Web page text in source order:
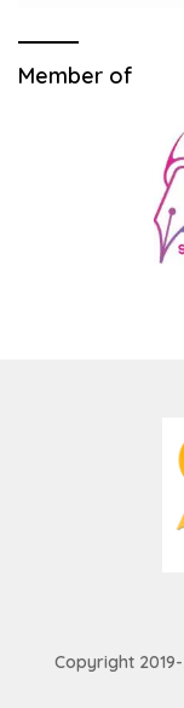
Member of
Copyright 2019-